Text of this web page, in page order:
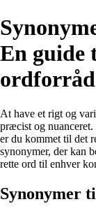
En guide
ordforråd
At have et rigt og
præcist og
er du kommet til det
synonymer, der kan
rette ord til enhver
Synonymer